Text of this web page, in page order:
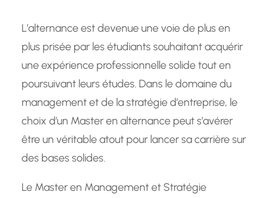
L’alternance est devenue une voie de plus en
plus prisée par les étudiants souhaitant acquérir
une expérience professionnelle solide tout en
poursuivant leurs études. Dans le domaine du
management et de la stratégie d’entreprise, le
choix d’un Master en alternance peut s’avérer
être un véritable atout pour lancer sa carrière sur
des bases solides.
Le Master en Management et Stratégie